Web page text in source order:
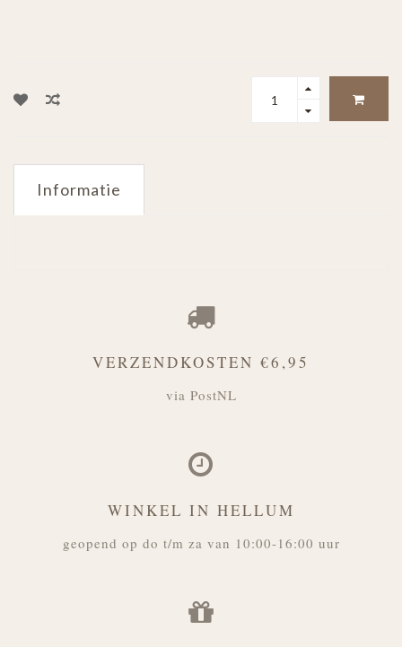
Informatie
VERZENDKOSTEN €6,95
via PostNL
WINKEL IN HELLUM
geopend op do t/m za van 10:00-16:00 uur